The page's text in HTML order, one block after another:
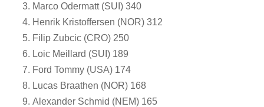
Marco Odermatt (SUI) 340
Henrik Kristoffersen (NOR) 312
Filip Zubcic (CRO) 250
Loic Meillard (SUI) 189
Ford Tommy (USA) 174
Lucas Braathen (NOR) 168
Alexander Schmid (NEM) 165